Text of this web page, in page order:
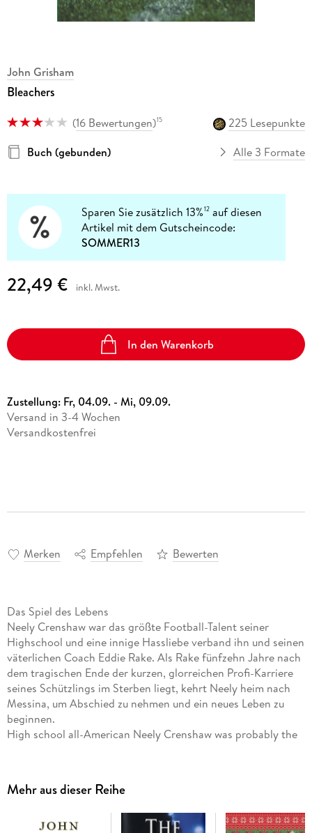
John Grisham
Bleachers
(16 Bewertungen)15
225 Lesepunkte
Buch (gebunden)
Alle 3 Formate
Sparen Sie zusätzlich 13%12 auf diesen
Artikel mit dem Gutscheincode:
SOMMER13
22,49 € inkl. Mwst.
In den Warenkorb
Zustellung: Fr, 04.09. - Mi, 09.09.
Versand in 3-4 Wochen
Versandkostenfrei
Merken Empfehlen Bewerten
Das Spiel des Lebens
Neely Crenshaw war das größte Football-Talent seiner
Highschool und eine innige Hassliebe verband ihn und seinen
väterlichen Coach Eddie Rake. Als Rake fünfzehn Jahre nach
dem tragischen Ende der kurzen, glorreichen Profi-Karriere
seines Schützlings im Sterben liegt, kehrt Neely heim nach
Messina, um Abschied zu nehmen und ein neues Leben zu
beginnen.
High school all-American Neely Crenshaw was probably the
Rake, the man who molded the Spartans into an unbeatable
Mehr aus dieser Reihe